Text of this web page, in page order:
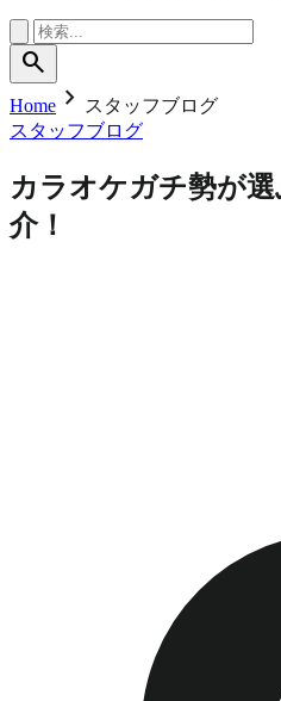
search
Home chevron_right スタッフブログ
スタッフブログ
カラオケガチ勢が
介！